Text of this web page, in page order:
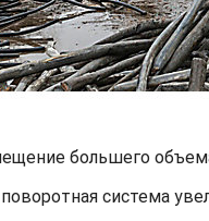
большего
система